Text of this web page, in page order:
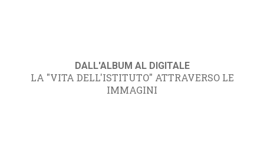
DALL'ALBUM AL DIGITALE
LA "VITA DELL'ISTITUTO" ATTRAVERSO LE
IMMAGINI